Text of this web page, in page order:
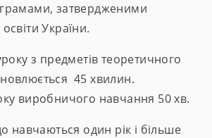
затвердженими
України.
з предметів теоретичного
45 хвилин.
виробничого навчання 50 хв.
навчаються один рік і більше